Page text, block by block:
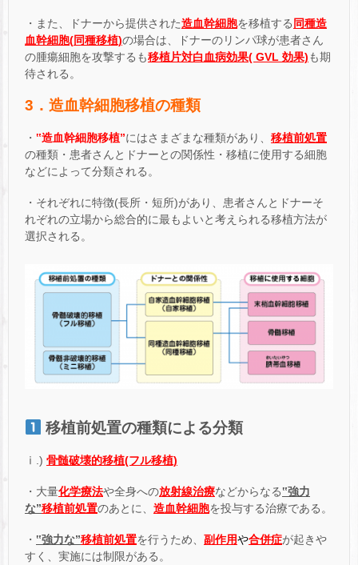
・また、ドナーから提供された造血幹細胞を移植する 同種造
血幹細胞(同種移植)の場合は、ドナーのリンパ球が患者さん
の腫瘍細胞を攻撃するも移植片対白血病効果( GVL 効果)も期
待される。
3．造血幹細胞移植の種類
・ ‟造血幹細胞移植”にはさまざまな種類があり、 移植前処置
の種類・患者さんとドナーとの関係性・移植に使用する細胞
などによって分類される。
・それぞれに特徴(長所・短所)があり、患者さんとドナーそ
れぞれの立場から総合的に最もよいと考えられる移植方法が
選択される。
移植前処置の種類による分類
ⅰ.) 骨髄破壊的移植(フル移植)
・大量化学療法や全身への放射線治療などからなる‟強力
な”移植前処置のあとに、 造血幹細胞を投与する治療である。
・ ‟強力な”移植前処置を行うため、 副作用や合併症が起きや
すく、実施には制限がある。